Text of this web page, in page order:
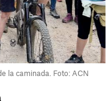
la caminada. Foto: ACN